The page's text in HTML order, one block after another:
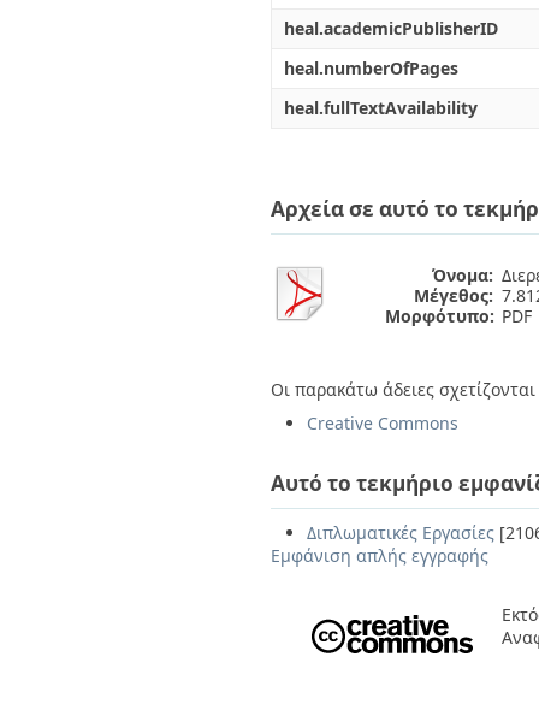
heal.academicPublisherID
heal.numberOfPages
heal.fullTextAvailability
Αρχεία σε αυτό το
Όνομα:
Μέγεθος:
Μορφότυπο: PDF
Οι παρακάτω άδειες
Creative Commons
Αυτό το τεκμήριο
Διπλωματικές Εργασίες
Εμφάνιση απλής εγγραφής